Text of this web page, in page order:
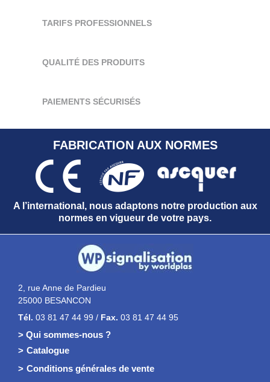
TARIFS PROFESSIONNELS
QUALITÉ DES PRODUITS
PAIEMENTS SÉCURISÉS
FABRICATION AUX NORMES
A l’international, nous adaptons notre production aux
normes en vigueur de votre pays.
2, rue Anne de Pardieu
25000 BESANCON
Tél. 03 81 47 44 99 / Fax. 03 81 47 44 95
> Qui sommes-nous ?
Catalogue
Conditions générales de vente